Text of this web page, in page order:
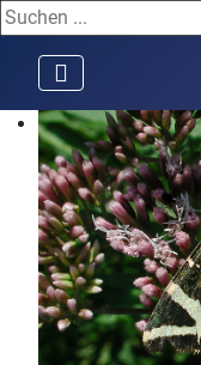
Suchen ...